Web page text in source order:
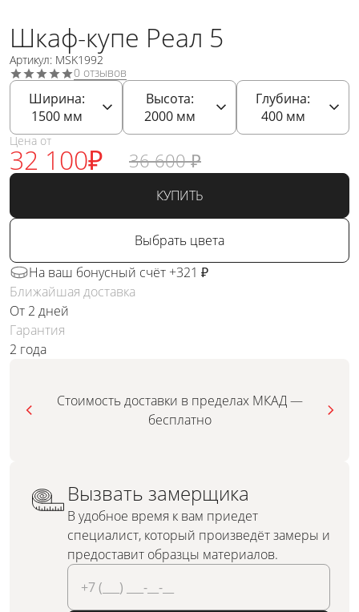
Шкаф-купе Реал 5
Артикул: MSK1992
0 отзывов
Ширина:
1500мм
Высота:
2000мм
Глубина:
400мм
Цена от
32 100₽ 36 600 ₽
КУПИТЬ
Выбрать цвета
На ваш бонусный счёт +321 ₽
Ближайшая доставка
От 2 дней
Гарантия
2 года
Стоимость доставки в пределах МКАД —
бесплатно
Вызвать замерщика
В удобное время к вам приедет
специалист, который произведёт замеры и
предоставит образцы материалов.